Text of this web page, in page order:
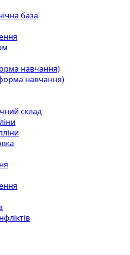
база
навчання)
навчання)
склад